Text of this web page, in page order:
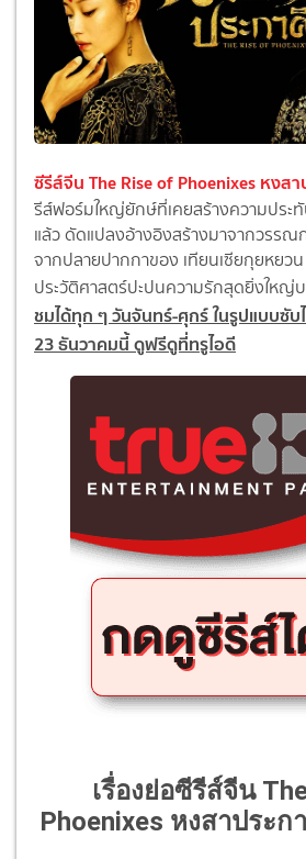
ซีรีส์จีน The Rise of Phoenixes หงส
รีส์ฟอร์มใหญ่ยักษ์ที่เคยสร้างความประ
แล้ว ดัดแปลงอ้างอิงสร้างมาจากวรร
จากปลายปากกาของ เทียนเซียกุยหยวน
ประวัติศาสตร์ปะปนความรักสุดยิ่งใหญ่
ชมได้ทุก ๆ วันจันทร์-ศุกร์ ในรูปแบบซับ
23 ธันวาคมนี้ ดูฟรีดูที่ทรูไอดี
เรื่องย่อซีรีส์จีน
Phoenixes หงสาประก